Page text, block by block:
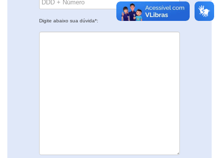
Digite abaixo sua dúvida*: